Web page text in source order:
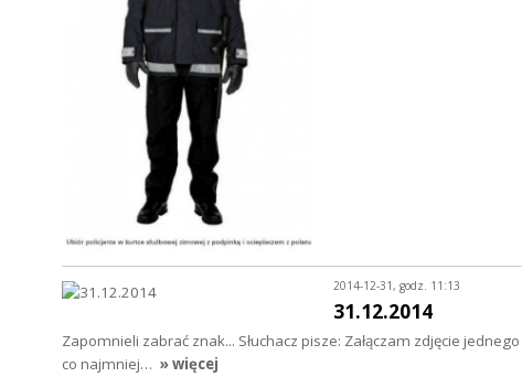
2014-12-31, godz. 11:13
31.12.2014
Zapomnieli zabrać znak... Słuchacz pisze: Załączam zdjęcie
co najmniej… » więcej